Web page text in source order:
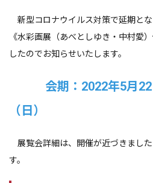
新型コロナウイルス対策で延期とな
《水彩画展（あべとしゆき・中村愛
したのでお知らせいたします。
会期：2022年5月
（日）
展覧会詳細は、開催が近づきまし
す。